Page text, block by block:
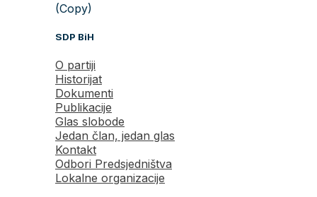
(Copy)
SDP BiH
O partiji
Historijat
Dokumenti
Publikacije
Glas slobode
Jedan član, jedan glas
Kontakt
Odbori Predsjedništva
Lokalne organizacije